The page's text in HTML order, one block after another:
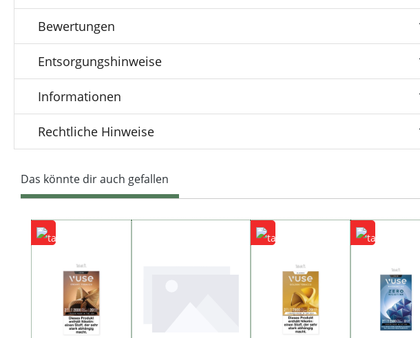
Bewertungen
Entsorgungshinweise
Informationen
Rechtliche Hinweise
Das könnte dir auch gefallen
Produktgalerie überspringen